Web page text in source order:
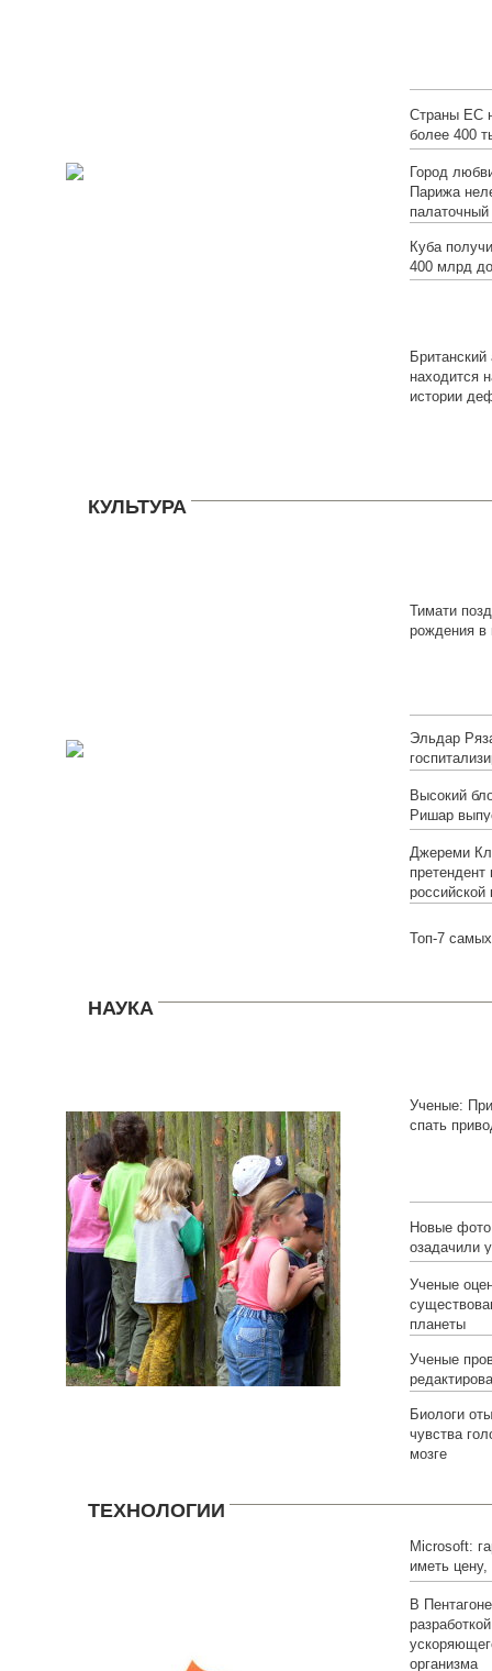
Страны ЕС
более 400
Город
Парижа
палаточный
Куба
400 млрд
находится
истории
КУЛЬТУРА
Тимати
рождения в
Эльдар
Высокий
Ришар
Джереми
претендент
российской
Топ-7
НАУКА
Ученые:
спать
Новые
озадачили
Ученые
планеты
Ученые
Биологи
чувства
мозге
ТЕХНОЛОГИИ
Microsoft:
иметь
В
организма